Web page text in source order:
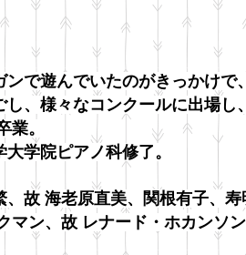
で遊んでいたのがきっかけで
、様々なコンクールに出場し
業。
学院ピアノ科修了。
故 海老原直美、関根有子、寿
マン、故 レナード・ホカンソ